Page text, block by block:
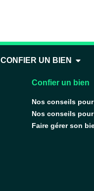
CONFIER UN BIEN
Confier un bien
Nos conseils
Nos conseils
Faire gérer son